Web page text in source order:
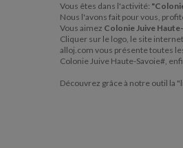
Vous êtes dans l'activité:
Nous l'avons fait pour vous,
Vous aimez Colonie Juive
Cliquer sur le logo, le site
alloj.com vous présente toutes
Colonie Juive Haute-Savoie#,
Découvrez grâce à notre outil la